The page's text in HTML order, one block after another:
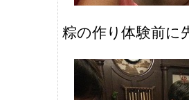
粽の作り体験前に